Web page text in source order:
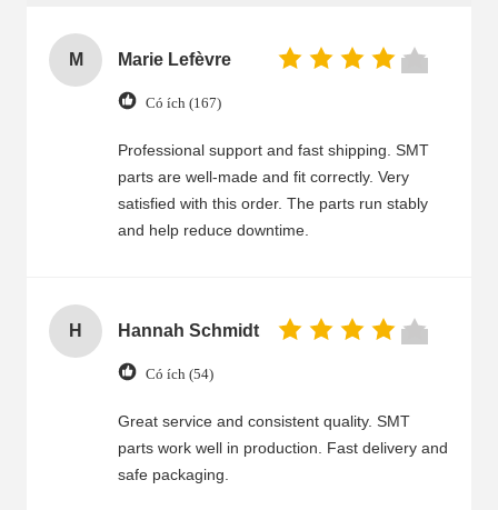
M Marie Lefèvre
Có ích (167)
Professional support and fast shipping. SMT
parts are well-made and fit correctly. Very
satisfied with this order. The parts run stably
and help reduce downtime.
H Hannah Schmidt
Có ích (54)
Great service and consistent quality. SMT
parts work well in production. Fast delivery and
safe packaging.